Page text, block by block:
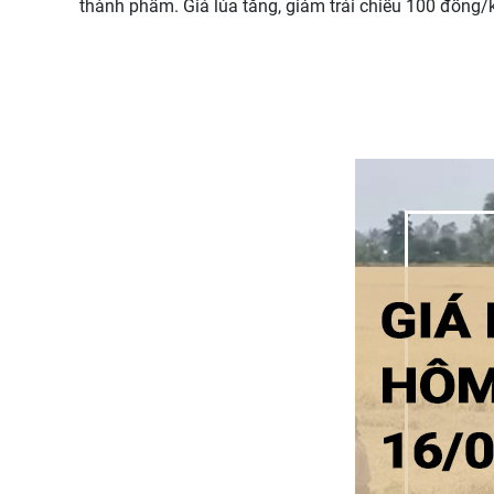
thành phẩm. Giá lúa tăng, giảm trái chiều 100 đồng/